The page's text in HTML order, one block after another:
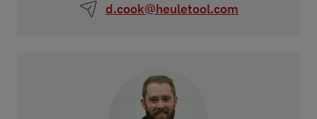
d.cook@heuletool.com